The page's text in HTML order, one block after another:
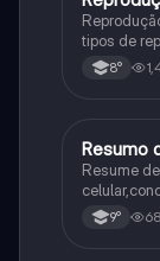
tipos de
ocorre a
8°
Ciência
Resumo
Resume
RNA9°